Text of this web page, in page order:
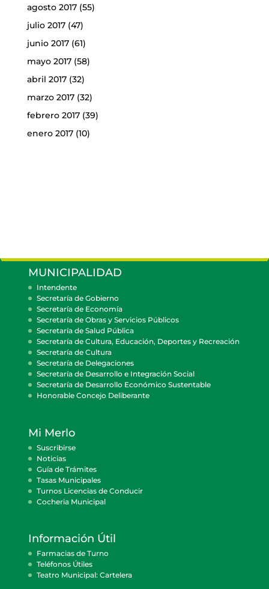
agosto 2017(55)
julio 2017(47)
junio 2017(61)
mayo 2017(58)
abril 2017(32)
marzo 2017(32)
febrero 2017(39)
enero 2017(10)
MUNICIPALIDAD
Intendente
Secretaría de Gobierno
Secretaría de Economía
Secretaría de Obras y Servicios Públicos
Secretaría de Salud Pública
Secretaría de Cultura, Educación, Deportes y Recreación
Secretaría de Cultura
Secretaría de Delegaciones
Secretaría de Desarrollo e Integración Social
Secretaría de Desarrollo Económico Sustentable
Honorable Concejo Deliberante
Mi Merlo
Suscribirse
Noticias
Guía de Trámites
Tasas Municipales
Turnos Licencias de Conducir
Cocheria Municipal
Información Útil
Farmacias de Turno
Teléfonos Útiles
Teatro Municipal: Cartelera